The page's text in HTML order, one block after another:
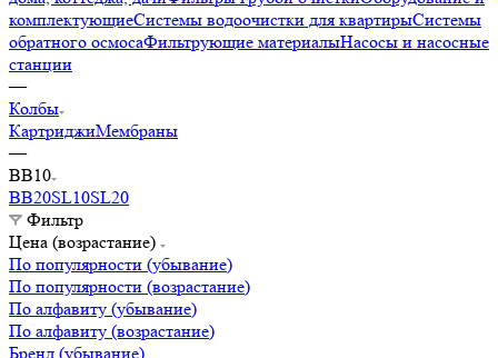
комплектующиеСистемы водоочистки для квартирыСистемы
обратного осмосаФильтрующие материалыНасосы и насосные
станции
—
Колбы
КартриджиМембраны
—
BB10
BB20SL10SL20
Фильтр
Цена (возрастание)
По популярности (убывание)
По популярности (возрастание)
По алфавиту (убывание)
По алфавиту (возрастание)
Бренд (убывание)